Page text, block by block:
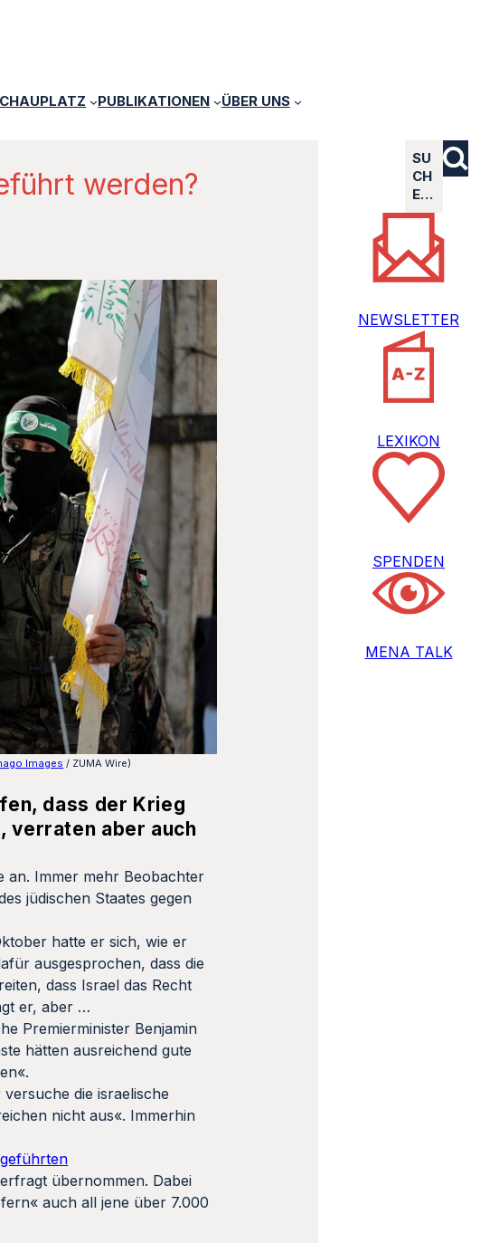
PUBLIKATIONEN ÜBER UNS
werden?
Images / ZUMA Wire)
dass der Krieg
verraten aber auch
an. Immer mehr Beobachter
jüdischen Staates gegen
hatte er sich, wie er
ausgesprochen, dass die
dass Israel das Recht
er, aber …
Premierminister Benjamin
hätten ausreichend gute
die israelische
nicht aus«. Immerhin
übernommen. Dabei
auch all jene über 7.000
SU
CH
E…
NEWSLETTER
LEXIKON
SPENDEN
MENA TALK